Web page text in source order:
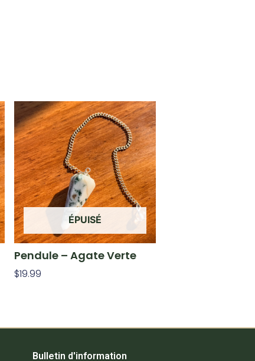
ÉPUISÉ
Pendule – Agate Verte
$19.99
Bulletin d'information